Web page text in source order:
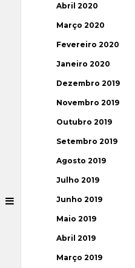
Abril 2020
Março 2020
Fevereiro 2020
Janeiro 2020
Dezembro 2019
Novembro 2019
Outubro 2019
Setembro 2019
Agosto 2019
Julho 2019
Junho 2019
Maio 2019
Abril 2019
Março 2019